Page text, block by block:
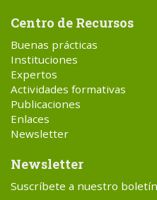
Centro de Recursos
Buenas prácticas
Instituciones
Expertos
Actividades formativas
Publicaciones
Enlaces
Newsletter
Newsletter
Suscríbete a nuestro